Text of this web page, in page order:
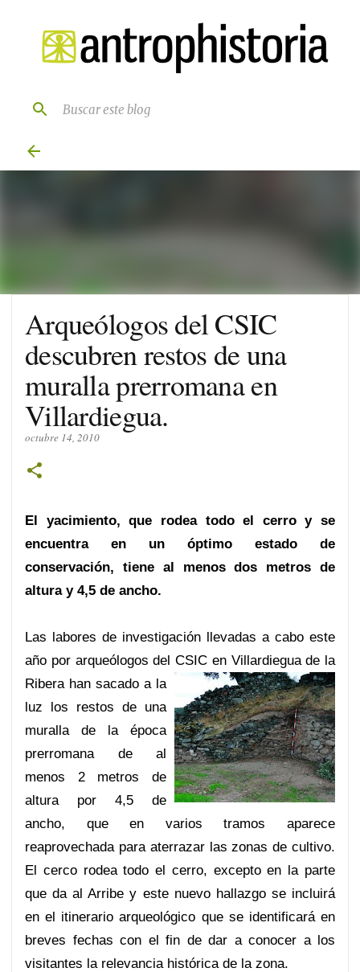
Ir al contenido principal
Arqueólogos del CSIC
descubren restos de una
muralla prerromana en
Villardiegua.
octubre 14, 2010
El yacimiento, que rodea todo el cerro y se
encuentra en un óptimo estado de
conservación, tiene al menos dos metros de
altura y 4,5 de ancho.
Las labores de investigación llevadas a cabo este
año por arqueólogos del CSIC en Villardiegua de la
Ribera han sacado a la
luz los restos de una
muralla de la época
prerromana de al
menos 2 metros de
altura por 4,5 de
ancho, que en varios tramos aparece
reaprovechada para aterrazar las zonas de cultivo.
El cerco rodea todo el cerro, excepto en la parte
que da al Arribe y este nuevo hallazgo se incluirá
en el itinerario arqueológico que se identificará en
breves fechas con el fin de dar a conocer a los
visitantes la relevancia histórica de la zona.